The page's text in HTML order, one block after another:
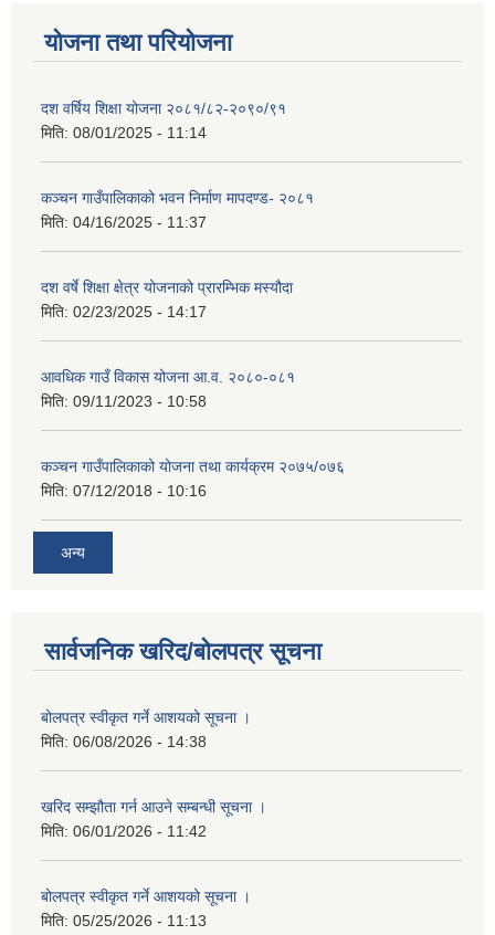
योजना तथा परियोजना
दश वर्षिय शिक्षा योजना २०८१/८२-२०९०/९१
मिति: 08/01/2025 - 11:14
कञ्‍चन गाउँपालिकाको भवन निर्माण मापदण्ड- २०८१
मिति: 04/16/2025 - 11:37
दश वर्षे शिक्षा क्षेत्र योजनाको प्रारम्भिक मस्यौदा
मिति: 02/23/2025 - 14:17
आवधिक गाउँ विकास योजना आ.व. २०८०-०८१
मिति: 09/11/2023 - 10:58
कञ्चन गाउँपालिकाको योजना तथा कार्यक्रम २०७५/०७६
मिति: 07/12/2018 - 10:16
अन्य
सार्वजनिक खरिद/बोलपत्र सूचना
बोलपत्र स्वीकृत गर्ने आशयको सूचना ।
मिति: 06/08/2026 - 14:38
खरिद सम्झौता गर्न आउने सम्बन्धी सूचना ।
मिति: 06/01/2026 - 11:42
बोलपत्र स्वीकृत गर्ने आशयको सूचना ।
मिति: 05/25/2026 - 11:13